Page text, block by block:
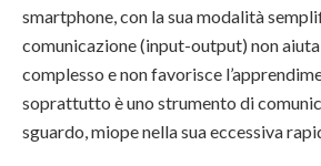
smartphone, con la sua modalità
comunicazione (input-output) non
complesso e non favorisce
soprattutto è uno strumento di
sguardo, miope nella sua eccessiva